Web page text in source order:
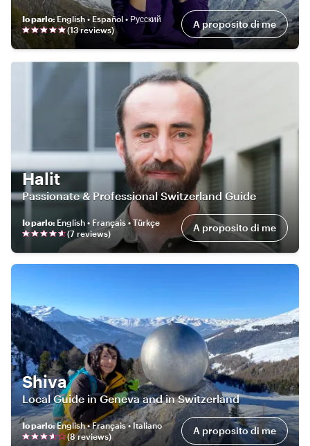
Io parlo:English • Español • Русский
(13reviews) A proposito di me
Halit
Passionate & Professional Switzerland Guide
Io parlo: English • Français • Türkçe
(7 reviews) A proposito di me
Shiva
Local Guide in Geneva and in Switzerland
Io parlo:English • Français • Italiano
(8reviews) A proposito di me